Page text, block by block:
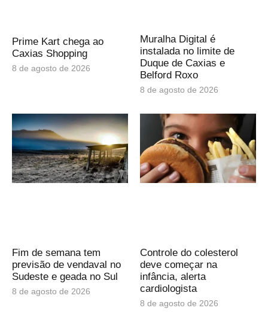
Prime Kart chega ao
Caxias Shopping
8 de agosto de 2026
Muralha Digital é
instalada no limite de
Duque de Caxias e
Belford Roxo
8 de agosto de 2026
Fim de semana tem
previsão de vendaval no
Sudeste e geada no Sul
8 de agosto de 2026
Controle do colesterol
deve começar na
infância, alerta
cardiologista
8 de agosto de 2026